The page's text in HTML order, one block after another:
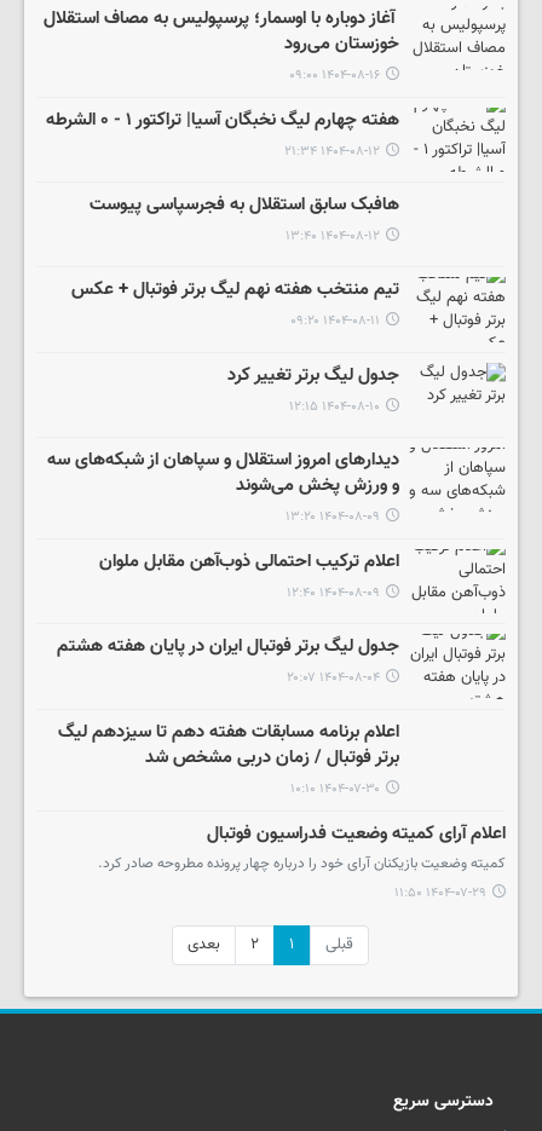
آغاز دوباره با اوسمار؛ پرسپولیس به مصاف استقلال
خوزستان می‌رود
۱۴۰۴-۰۸-۱۶ ۰۹:۰۰
هفته چهارم لیگ نخبگان آسیا| تراکتور ۱ - ۰ الشرطه
۱۴۰۴-۰۸-۱۲ ۲۱:۳۴
هافبک سابق استقلال به فجرسپاسی پیوست
۱۴۰۴-۰۸-۱۲ ۱۳:۴۰
تیم منتخب هفته نهم لیگ برتر فوتبال + عکس
۱۴۰۴-۰۸-۱۱ ۰۹:۲۰
جدول لیگ برتر تغییر کرد
۱۴۰۴-۰۸-۱۰ ۱۲:۱۵
دیدارهای امروز استقلال و سپاهان از شبکه‌های سه
و ورزش پخش می‌شوند
۱۴۰۴-۰۸-۰۹ ۱۳:۲۰
اعلام ترکیب احتمالی ذوب‌آهن مقابل ملوان
۱۴۰۴-۰۸-۰۹ ۱۲:۴۰
جدول لیگ برتر فوتبال ایران در پایان هفته هشتم
۱۴۰۴-۰۸-۰۴ ۲۰:۰۷
اعلام برنامه مسابقات هفته دهم تا سیزدهم لیگ
برتر فوتبال / زمان دربی مشخص شد
۱۴۰۴-۰۷-۳۰ ۱۰:۱۰
اعلام آرای کمیته وضعیت فدراسیون فوتبال
کمیته وضعیت بازیکنان آرای خود را درباره چهار پرونده مطروحه صادر کرد.
۱۴۰۴-۰۷-۲۹ ۱۱:۵۰
قبلی ۱ ۲ بعدی
دسترسی سریع